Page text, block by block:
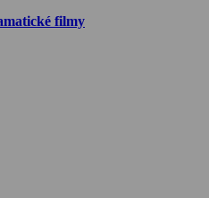
filmy